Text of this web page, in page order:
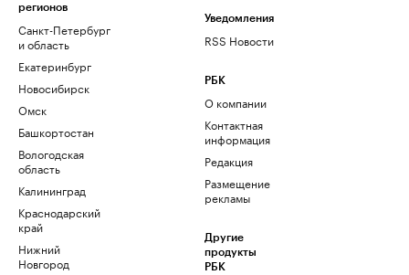
регионов
Санкт-Петербург
и область
Екатеринбург
Новосибирск
Омск
Башкортостан
Вологодская
область
Калининград
Краснодарский
край
Нижний
Новгород
Уведомления
RSS Новости
РБК
О компании
Контактная
информация
Редакция
Размещение
рекламы
Другие
продукты
РБК